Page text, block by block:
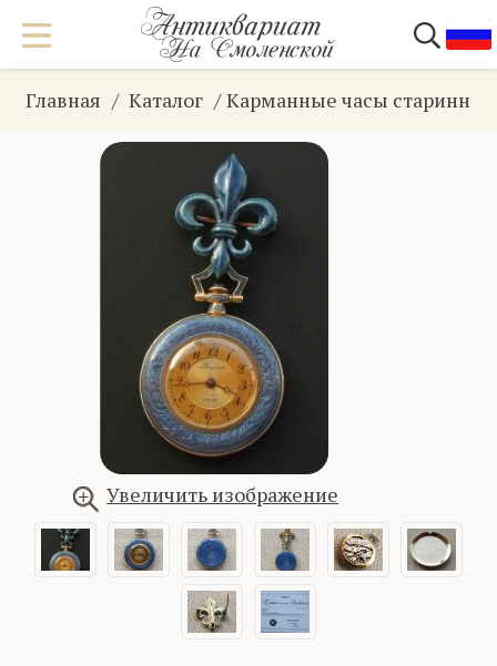
Главная Каталог Карманные часы старинные
Увеличить изображение